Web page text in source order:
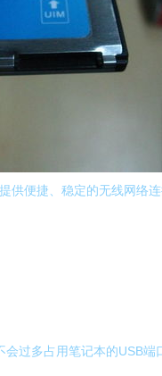
便捷、稳定的无线网络
过多占用笔记本的USB端